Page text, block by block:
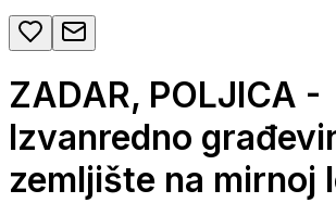
ZADAR, POLJICA -
Izvanredno
zemljište na mirnoj